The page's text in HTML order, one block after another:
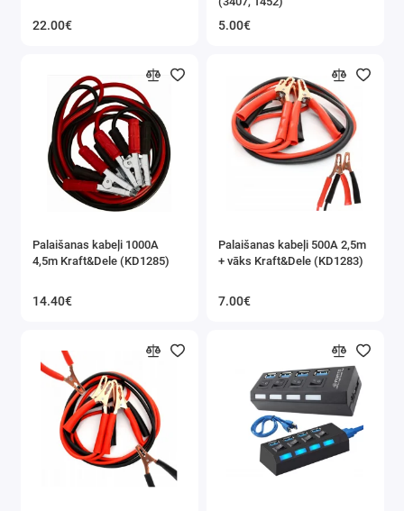
22.00€ 5.00€
Palaišanas kabeļi 1000A
4,5m Kraft&Dele (KD1285)
14.40€
Palaišanas kabeļi 500A 2,5m
+ vāks Kraft&Dele (KD1283)
7.00€